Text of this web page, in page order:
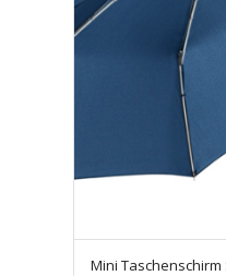
Mini Taschenschirm